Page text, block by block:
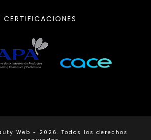
CERTIFICACIONES
Web - 2026. Todos los derechos